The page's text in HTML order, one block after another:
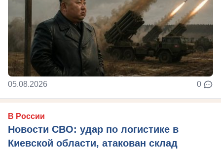
05.08.2026 0
В России
Новости СВО: удар по логистике в
Киевской области, атакован склад